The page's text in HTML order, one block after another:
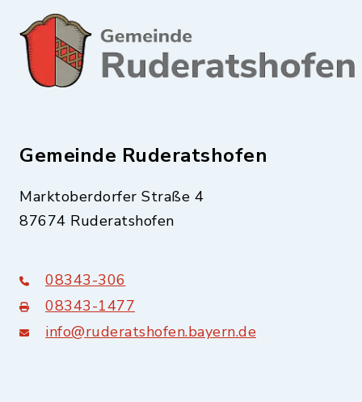
Gemeinde Ruderatshofen
Marktoberdorfer Straße 4
87674 Ruderatshofen
08343-306
08343-1477
info@ruderatshofen.bayern.de